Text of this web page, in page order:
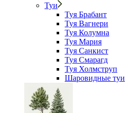
Туи
Туя Брабант
Туя Вагнери
Туя Колумна
Туя Мария
Туя Санкист
Туя Смарагд
Туя Холмструп
Шаровидные туи